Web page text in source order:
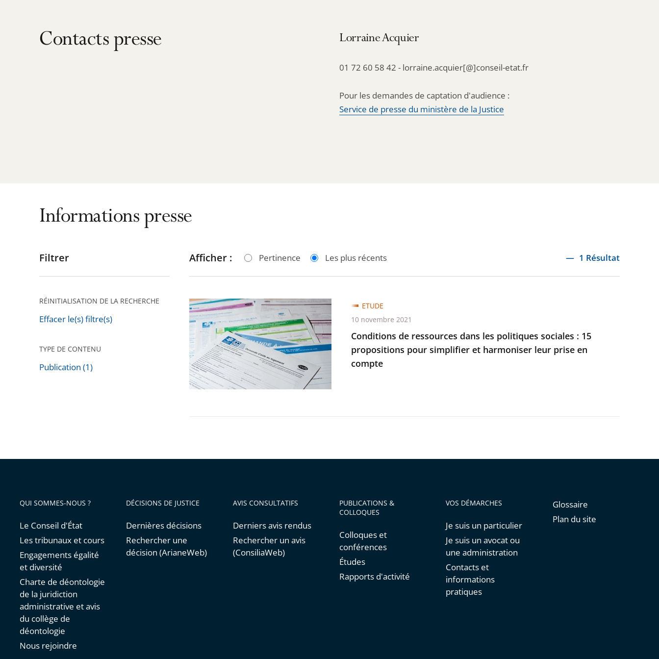
Contacts presse Lorraine Acquier
01 72 60 58 42 - lorraine.acquier[@]conseil-etat.fr
Pour les demandes de captation d'audience :
Service de presse du ministère de la Justice
Informations presse
Passer
pour
après
Filtrer
RÉINITIALISATION DE LA RECHERCHE
Effacer le(s) filtre(s)
TYPE DE CONTENU
Publication (1)
Afficher : Pertinence Les plus récents 1 Résultat
Conditions
de
ressources
dans
les
politiques
sociales
en
Conditions de ressources dans les politiques sociales : 15
propositions pour simplifier et harmoniser leur prise en
compte
ETUDE
10 novembre 2021
QUI SOMMES-NOUS ?
Le Conseil d'État
Les tribunaux et cours
Engagements égalité
et diversité
Charte de déontologie
de la juridiction
administrative et avis
du collège de
déontologie
Nous rejoindre
DÉCISIONS DE JUSTICE
Dernières décisions
Rechercher une
décision (ArianeWeb)
AVIS CONSULTATIFS
Derniers avis rendus
Rechercher un avis
(ConsiliaWeb)
PUBLICATIONS &
COLLOQUES
Colloques et
conférences
Études
Rapports d'activité
VOS DÉMARCHES
Je suis un particulier
Je suis un avocat ou
une administration
Contacts et
informations
pratiques
Glossaire
Plan du site